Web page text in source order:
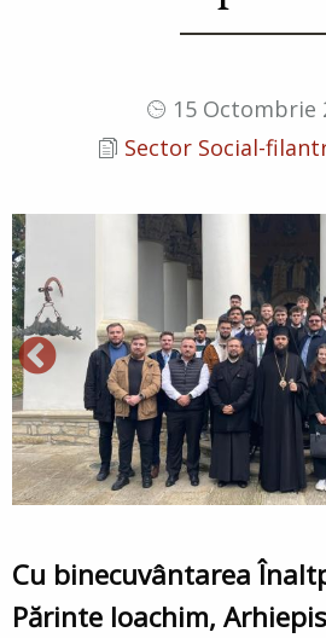
15 Octombrie
Sector Social-
Cu binecuvântarea
Părinte Ioachim,